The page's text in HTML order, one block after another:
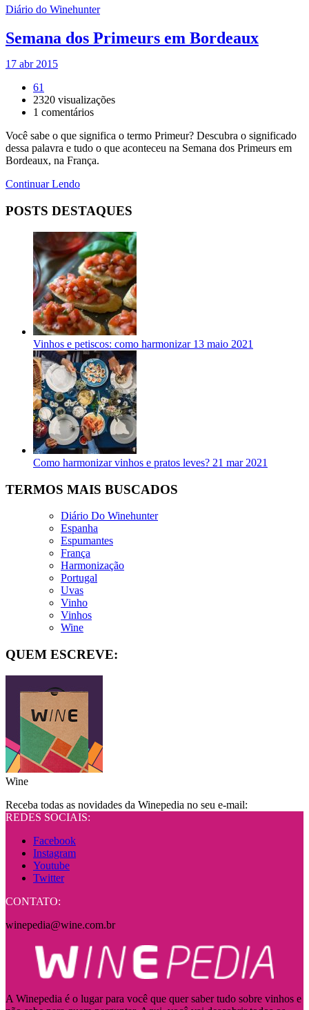
Diário do Winehunter
Semana dos Primeurs em Bordeaux
17 abr 2015
61
2320 visualizações
1 comentários
Você sabe o que significa o termo Primeur? Descubra o significado
dessa palavra e tudo o que aconteceu na Semana dos Primeurs em
Bordeaux, na França.
Continuar Lendo
POSTS DESTAQUES
Vinhos e petiscos: como harmonizar 13 maio 2021
Como harmonizar vinhos e pratos leves? 21 mar 2021
TERMOS MAIS BUSCADOS
Diário Do Winehunter
Espanha
Espumantes
França
Harmonização
Portugal
Uvas
Vinho
Vinhos
Wine
QUEM ESCREVE:
Wine
Receba todas as novidades da Winepedia no seu e-mail:
REDES SOCIAIS:
Facebook
Instagram
Youtube
Twitter
CONTATO:
winepedia@wine.com.br
A Winepedia é o lugar para você que quer saber tudo sobre vinhos e